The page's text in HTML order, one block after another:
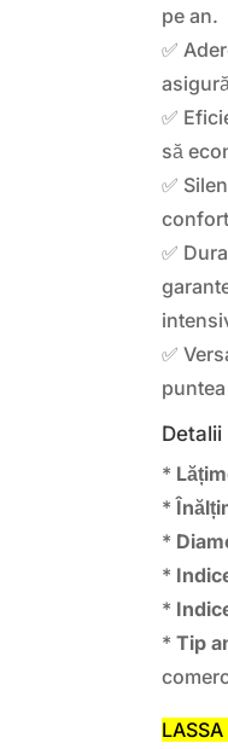
pe an.
✅
✅
să
✅
✅
✅
*
*
*
*
*
*Tip